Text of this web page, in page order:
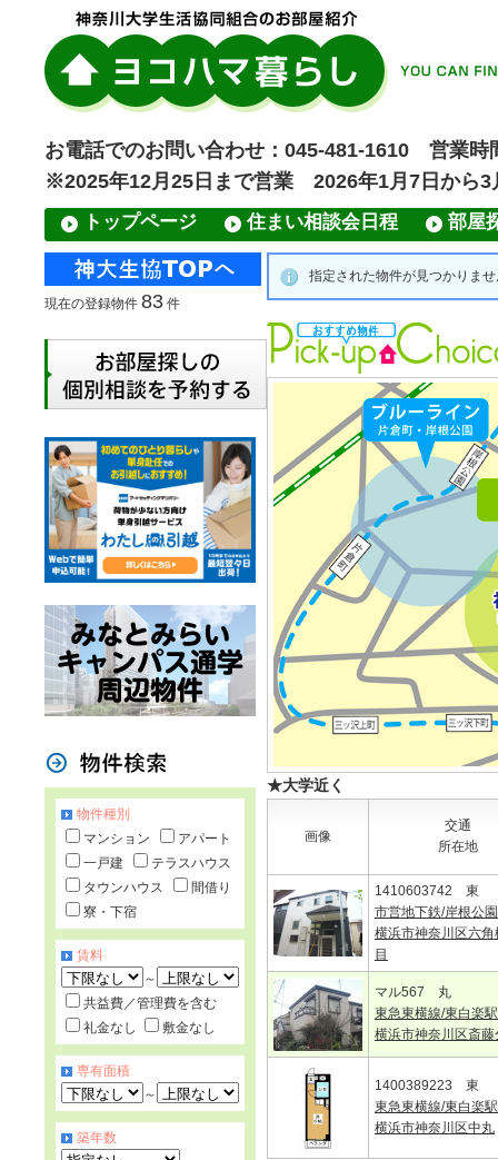
お電話でのお問い合わせ：045-481-1610 営
※2025年12月25日まで営業 2026年1月7日から
トップページ 住まい相談会日程 部屋
指定された物件が見つかりま
★大学近く
画像
交通
所在地
1410603742 東
市営地下鉄/岸根公
横浜市神奈川区六角
目
マル567 丸
東急東横線/東白楽駅
横浜市神奈川区斎藤
1400389223 東
東急東横線/東白楽駅
横浜市神奈川区中丸
現在の登録物件 83 件
物件種別
マンション
アパート
一戸建
テラスハウス
タウンハウス
間借り
寮・下宿
賃料
～
共益費／管理費を含む
礼金なし
敷金なし
専有面積
～
築年数